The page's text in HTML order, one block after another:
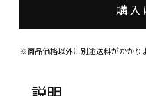
購入
※商品価格以外に別途送料がかかり